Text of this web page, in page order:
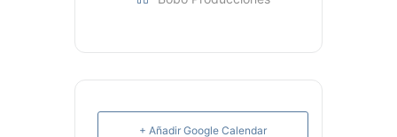
+ Añadir Google Calendar